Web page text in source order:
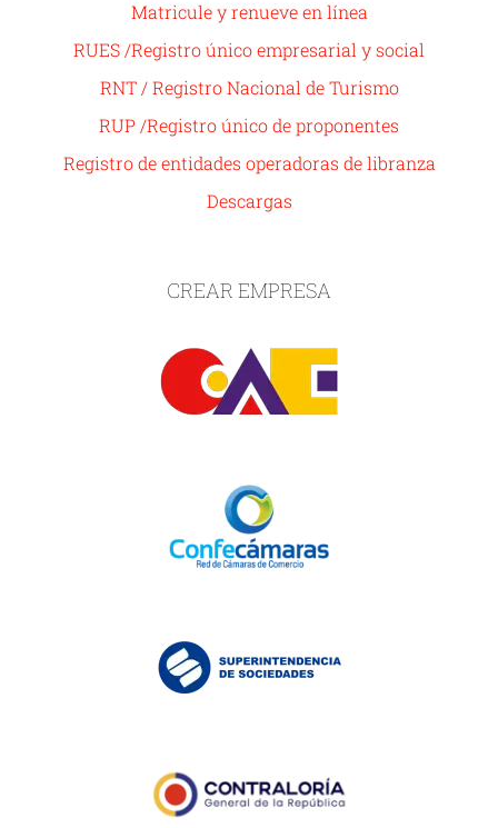
Matricule y renueve en línea
RUES /Registro único empresarial y social
RNT / Registro Nacional de Turismo
RUP /Registro único de proponentes
Registro de entidades operadoras de libranza
Descargas
CREAR EMPRESA